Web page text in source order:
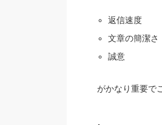
返信速度
文章の簡潔さ
誠意
がかなり重要で